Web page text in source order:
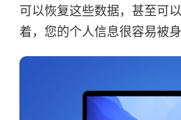
可以恢复这些数据，甚至可
着，您的个人信息很容易被身